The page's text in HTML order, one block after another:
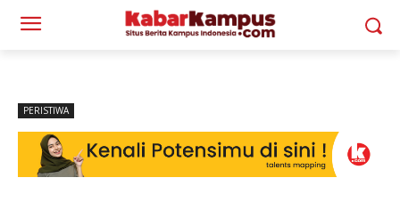
PERISTIWA